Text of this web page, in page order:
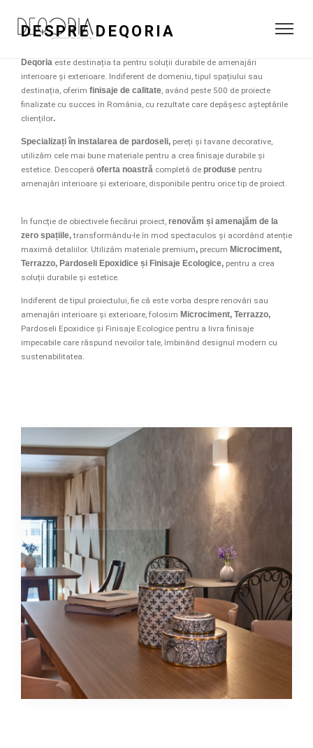
DESPRE DEQORIA
Deqoria este destinația ta pentru soluții durabile de amenajări
interioare și exterioare. Indiferent de domeniu, tipul spațiului sau
destinația, oferim finisaje de calitate, având peste 500 de proiecte
finalizate cu succes în România, cu rezultate care depășesc așteptările
clienților.
Specializați în instalarea de pardoseli, pereți și tavane decorative,
utilizăm cele mai bune materiale pentru a crea finisaje durabile și
estetice. Descoperă oferta noastră completă de produse pentru
amenajări interioare și exterioare, disponibile pentru orice tip de proiect.
În funcție de obiectivele fiecărui proiect, renovăm și amenajăm de la
zero spațiile,transformându-le în mod spectaculos și acordând atenție
maximă detaliilor. Utilizăm materiale premium, precum Microciment,
Terrazzo, Pardoseli Epoxidice și Finisaje Ecologice, pentru a crea
soluții durabile și estetice.
Indiferent de tipul proiectului, fie că este vorba despre renovări sau
amenajări interioare și exterioare, folosim Microciment, Terrazzo,
Pardoseli Epoxidice și Finisaje Ecologice pentru a livra finisaje
impecabile care răspund nevoilor tale, îmbinând designul modern cu
sustenabilitatea.